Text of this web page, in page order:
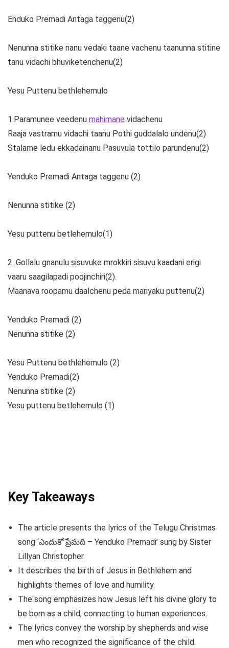
Enduko Premadi Antaga taggenu(2)
Nenunna stitike nanu vedaki taane vachenu taanunna stitine
tanu vidachi bhuviketenchenu(2)
Yesu Puttenu bethlehemulo
1.Paramunee veedenu mahimane vidachenu
Raaja vastramu vidachi taanu Pothi guddalalo undenu(2)
Stalame ledu ekkadainanu Pasuvula tottilo parundenu(2)
Yenduko Premadi Antaga taggenu (2)
Nenunna stitike (2)
Yesu puttenu betlehemulo(1)
2. Gollalu gnanulu sisuvuke mrokkiri sisuvu kaadani erigi
vaaru saagilapadi poojinchiri(2).
Maanava roopamu daalchenu peda mariyaku puttenu(2)
Yenduko Premadi (2)
Nenunna stitike (2)
Yesu Puttenu bethlehemulo (2)
Yenduko Premadi(2)
Nenunna stitike (2)
Yesu puttenu betlehemulo (1)
Key Takeaways
The article presents the lyrics of the Telugu Christmas
song ‘ఎందుకో ప్రేమది – Yenduko Premadi’ sung by Sister
Lillyan Christopher.
It describes the birth of Jesus in Bethlehem and
highlights themes of love and humility.
The song emphasizes how Jesus left his divine glory to
be born as a child, connecting to human experiences.
The lyrics convey the worship by shepherds and wise
men who recognized the significance of the child.